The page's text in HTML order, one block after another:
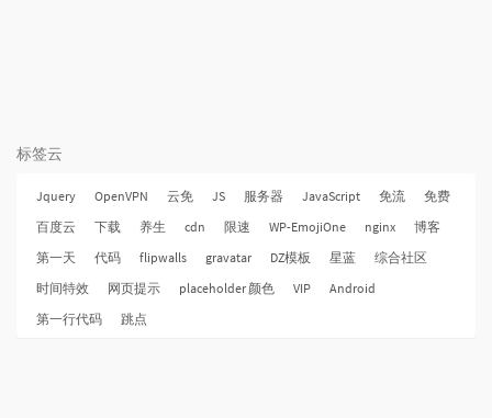
标签云
Jquery OpenVPN 云免 JS 服务器 JavaScript 免流
免费
百度云
下载 养生 cdn 限速 WP-EmojiOne nginx
博客
第一天
代码 flipwalls gravatar DZ模板 星蓝
综合社区
时间特效
网页提示 placeholder 颜色 VIP
Android
第一行代码
跳点